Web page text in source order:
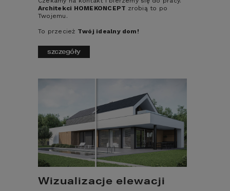
Architekci HOMEKONCEPT zrobią to po
Twojemu.
To przecież Twój idealny dom!
szczegóły
Wizualizacje elewacji
zużycia energii potrzebnej do ogrzania
domu. Każdy domownik powinien się z nimi
zapoznać – dla własnego komfortu:
Wietrzenie mieszkania –
zdecydowanie lepiej wietrzyć
mieszkanie przez kilka minut przy
szeroko otwartych oknach niż
zostawiać je na dłuższy czas lekko